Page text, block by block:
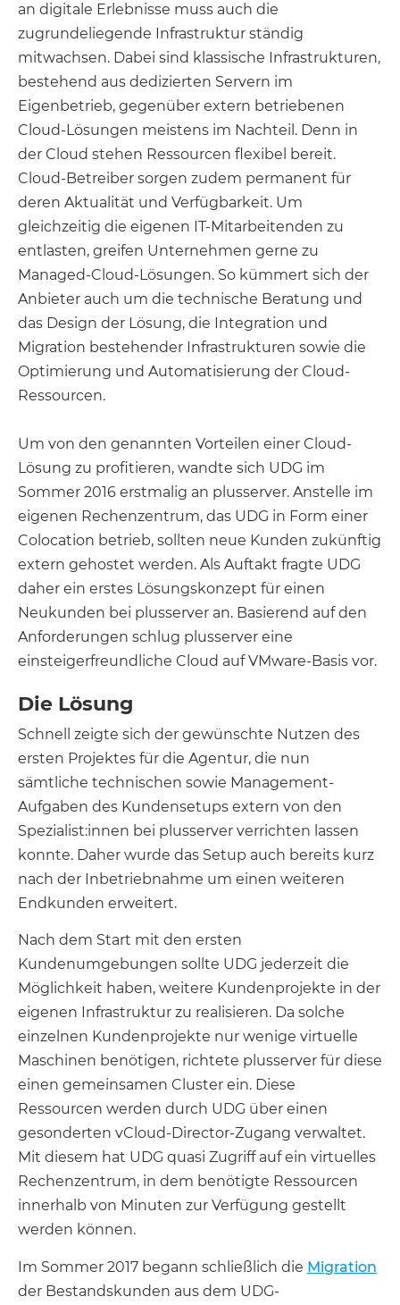
an digitale Erlebnisse muss auch die
zugrundeliegende Infrastruktur ständig
mitwachsen. Dabei sind klassische Infrastrukturen,
bestehend aus dedizierten Servern im
Eigenbetrieb, gegenüber extern betriebenen
Cloud-Lösungen meistens im Nachteil. Denn in
der Cloud stehen Ressourcen flexibel bereit.
Cloud-Betreiber sorgen zudem permanent für
deren Aktualität und Verfügbarkeit. Um
gleichzeitig die eigenen IT-Mitarbeitenden zu
entlasten, greifen Unternehmen gerne zu
Managed-Cloud-Lösungen. So kümmert sich der
Anbieter auch um die technische Beratung und
das Design der Lösung, die Integration und
Migration bestehender Infrastrukturen sowie die
Optimierung und Automatisierung der Cloud-
Ressourcen.
Um von den genannten Vorteilen einer Cloud-
Lösung zu profitieren, wandte sich UDG im
Sommer 2016 erstmalig an plusserver. Anstelle im
eigenen Rechenzentrum, das UDG in Form einer
Colocation betrieb, sollten neue Kunden zukünftig
extern gehostet werden. Als Auftakt fragte UDG
daher ein erstes Lösungskonzept für einen
Neukunden bei plusserver an. Basierend auf den
Anforderungen schlug plusserver eine
einsteigerfreundliche Cloud auf VMware-Basis vor.
Die Lösung
Schnell zeigte sich der gewünschte Nutzen des
ersten Projektes für die Agentur, die nun
sämtliche technischen sowie Management-
Aufgaben des Kundensetups extern von den
Spezialist:innen bei plusserver verrichten lassen
konnte. Daher wurde das Setup auch bereits kurz
nach der Inbetriebnahme um einen weiteren
Endkunden erweitert.
Nach dem Start mit den ersten
Kundenumgebungen sollte UDG jederzeit die
Möglichkeit haben, weitere Kundenprojekte in der
eigenen Infrastruktur zu realisieren. Da solche
einzelnen Kundenprojekte nur wenige virtuelle
Maschinen benötigen, richtete plusserver für diese
einen gemeinsamen Cluster ein. Diese
Ressourcen werden durch UDG über einen
gesonderten vCloud-Director-Zugang verwaltet.
Mit diesem hat UDG quasi Zugriff auf ein virtuelles
Rechenzentrum, in dem benötigte Ressourcen
innerhalb von Minuten zur Verfügung gestellt
werden können.
Im Sommer 2017 begann schließlich die Migration
der Bestandskunden aus dem UDG-